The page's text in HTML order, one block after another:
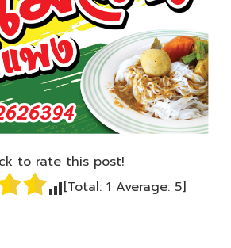
to rate this post!
[Total: 1 Average: 5]